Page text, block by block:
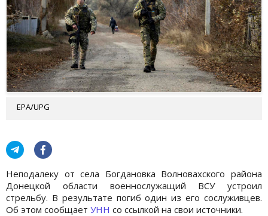
EPA/UPG
Неподалеку от села Богдановка Волновахского района
Донецкой области военнослужащий ВСУ устроил
стрельбу. В результате погиб один из его сослуживцев.
Об этом сообщает УНН со ссылкой на свои источники.